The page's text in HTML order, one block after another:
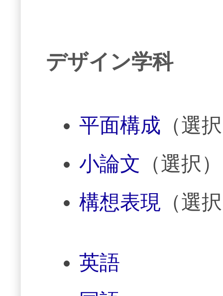
デザイン学科
平面構成 （選
小論文 （選択）
構想表現 （選
英語